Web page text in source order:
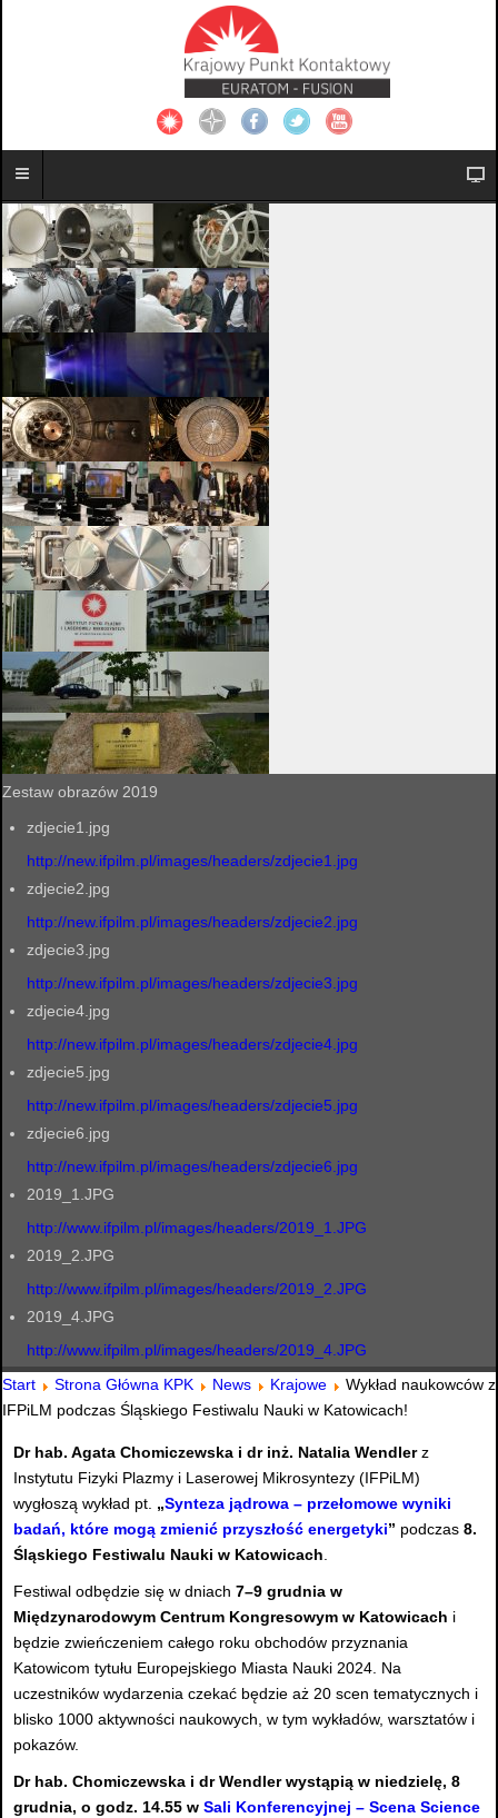
Zestaw obrazów 2019
zdjecie1.jpg
http://new.ifpilm.pl/images/headers/zdjecie1.jpg
zdjecie2.jpg
http://new.ifpilm.pl/images/headers/zdjecie2.jpg
zdjecie3.jpg
http://new.ifpilm.pl/images/headers/zdjecie3.jpg
zdjecie4.jpg
http://new.ifpilm.pl/images/headers/zdjecie4.jpg
zdjecie5.jpg
http://new.ifpilm.pl/images/headers/zdjecie5.jpg
zdjecie6.jpg
http://new.ifpilm.pl/images/headers/zdjecie6.jpg
2019_1.JPG
http://www.ifpilm.pl/images/headers/2019_1.JPG
2019_2.JPG
http://www.ifpilm.pl/images/headers/2019_2.JPG
2019_4.JPG
http://www.ifpilm.pl/images/headers/2019_4.JPG
Start
Strona Główna KPK News Krajowe
Wykład naukowców z
IFPiLM podczas Śląskiego Festiwalu Nauki w Katowicach!
Dr hab. Agata Chomiczewska i dr inż. Natalia Wendlerz
Instytutu Fizyki Plazmy i Laserowej Mikrosyntezy (IFPiLM)
wygłoszą wykład pt. „Synteza jądrowa – przełomowe wyniki
badań, które mogą zmienić przyszłość energetyki” podczas 8.
Śląskiego Festiwalu Nauki w Katowicach.
Festiwal odbędzie się w dniach 7–9 grudnia w
Międzynarodowym Centrum Kongresowym w Katowicach i
będzie zwieńczeniem całego roku obchodów przyznania
Katowicom tytułu Europejskiego Miasta Nauki 2024. Na
uczestników wydarzenia czekać będzie aż 20 scen tematycznych i
blisko 1000 aktywności naukowych, w tym wykładów, warsztatów i
pokazów.
Dr hab. Chomiczewska i dr Wendler wystąpią w niedzielę, 8
grudnia, o godz. 14.55 w Sali Konferencyjnej – Scena Science